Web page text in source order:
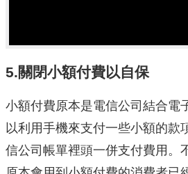
5.關閉小額付費以自保
小額付費原本是電信公司結合電
以利用手機來支付一些小額的款
信公司帳單裡頭一併支付費用。